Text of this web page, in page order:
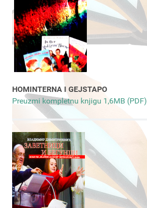
HOMINTERNA I GEJSTAPO
Preuzmi kompletnu knjigu 1,6MB (PDF)